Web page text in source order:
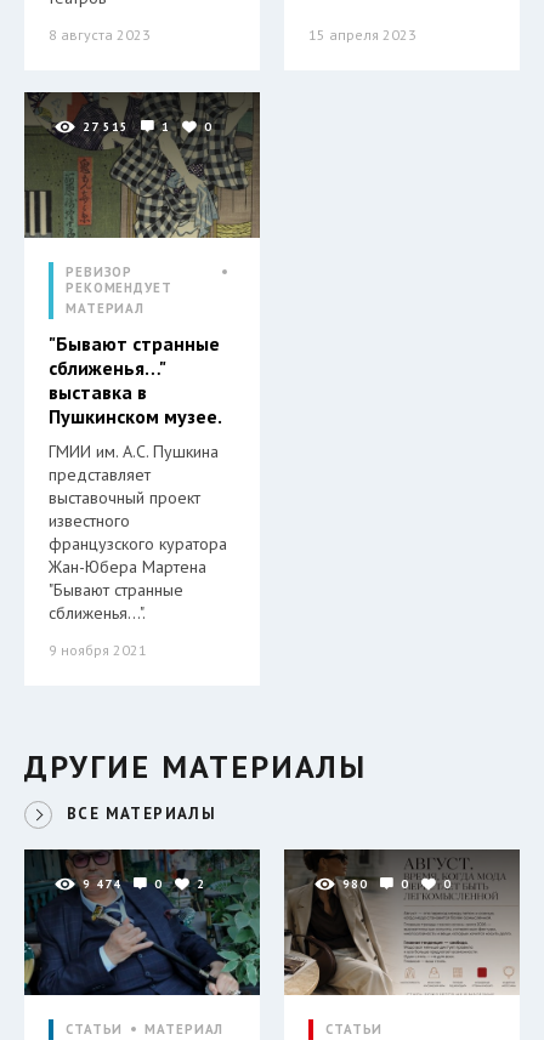
8 августа 2023 15 апреля 2023
27 515 1 0
РЕВИЗОР
РЕКОМЕНДУЕТ
МАТЕРИАЛ
"Бывают странные
сближенья…"
выставка в
Пушкинском музее.
ГМИИ им. А.С. Пушкина
представляет
выставочный проект
известного
французского куратора
Жан-Юбера Мартена
"Бывают странные
сближенья…".
9 ноября 2021
ДРУГИЕ МАТЕРИАЛЫ
ВСЕ МАТЕРИАЛЫ
9 474 0 2
СТАТЬИ МАТЕРИАЛ
980 0 0
СТАТЬИ